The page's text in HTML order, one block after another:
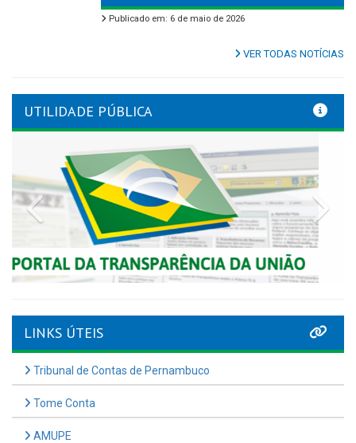
Publicado em: 6 de maio de 2026
VER TODAS NOTÍCIAS
UTILIDADE PÚBLICA
Previous
LINKS ÚTEIS
Tribunal de Contas de Pernambuco
Tome Conta
AMUPE